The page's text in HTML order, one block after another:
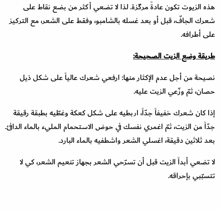
هذه الزيوت تكون عادةً مركّزة. لذا لا تضعي أكثر من بضع نقاط على
شعرك الجافّ، قبل أو بعد غسله بالشامبو، وفقط على الشعر، مع التركيز
على أطرافه.
طريقة وضع الزيت الصحيحة:
نصيحة من أجل عدم الإكثار منها: ارفعي شعرك عالياً على شكل ذيل
حصان، ثمّ وزّعي الزيت عليه.
إذا كان شعرك خفيفاً جدّاً، اربطيه على شكل كعكة وغطّيه بطبقة رقيقة
جدّاً من الزيت، ثمّ اغمري نفسك في حوض الاستحمام المليء بالماء الدافئ.
بعد ثلاثين دقيقة، اغسلي الشعر واشطفيه بالماء البارد.
لا تضعي أبداً الزيت قبل أن تسرّحي الشعر بجهاز تنعيم الشعر، كي لا
تتسبّبي بإحراقه.